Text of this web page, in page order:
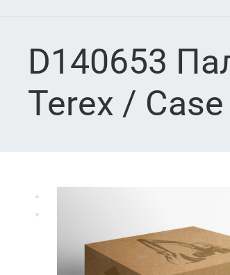
D140653
Terex / Case